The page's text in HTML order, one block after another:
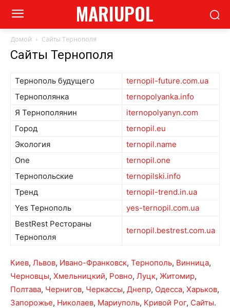
MARIUPOL
Домой Сайты Тернополя
Сайты Тернополя
Тернополь будущего
ternopil-future.com.ua
Тернополянка
ternopolyanka.info
Я Тернополянин
iternopolyanyn.com
Город
ternopil.eu
Экология
ternopil.name
One
ternopil.one
Тернопольские
ternopilski.info
Тренд
ternopil-trend.in.ua
Yes Тернополь
yes-ternopil.com.ua
BestRest Рестораны
Тернополя
ternopil.bestrest.com.ua
Киев, Львов, Ивано-Франковск, Тернополь, Винница,
Черновцы, Хмельницкий, Ровно, Луцк, Житомир,
Полтава, Чернигов, Черкассы, Днепр, Одесса, Харьков,
Запорожье, Николаев, Мариуполь, Кривой Рог, Сайты.